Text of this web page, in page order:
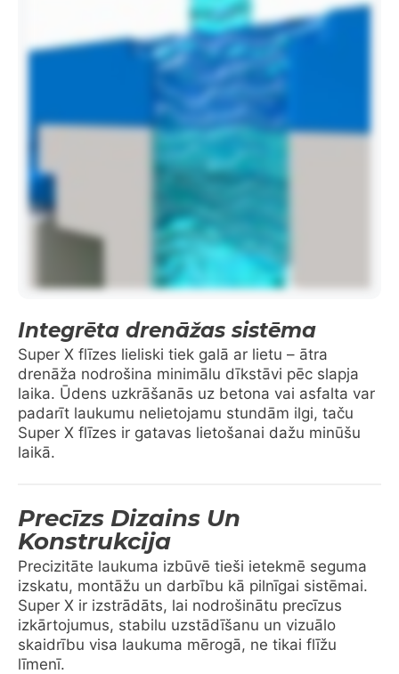
Integrēta drenāžas sistēma
Super X flīzes lieliski tiek galā ar lietu – ātra
drenāža nodrošina minimālu dīkstāvi pēc slapja
laika. Ūdens uzkrāšanās uz betona vai asfalta var
padarīt laukumu nelietojamu stundām ilgi, taču
Super X flīzes ir gatavas lietošanai dažu minūšu
laikā.
Precīzs Dizains Un
Konstrukcija
Precizitāte laukuma izbūvē tieši ietekmē seguma
izskatu, montāžu un darbību kā pilnīgai sistēmai.
Super X ir izstrādāts, lai nodrošinātu precīzus
izkārtojumus, stabilu uzstādīšanu un vizuālo
skaidrību visa laukuma mērogā, ne tikai flīžu
līmenī.